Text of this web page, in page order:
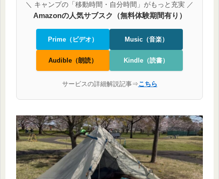
＼ キャンプの「移動時間・自分時間」がもっと充実 ／
Amazonの人気サブスク（無料体験期間有り）
Prime（ビデオ） Music（音楽）
Audible（朗読） Kindle（読書）
サービスの詳細解説記事⇒こちら